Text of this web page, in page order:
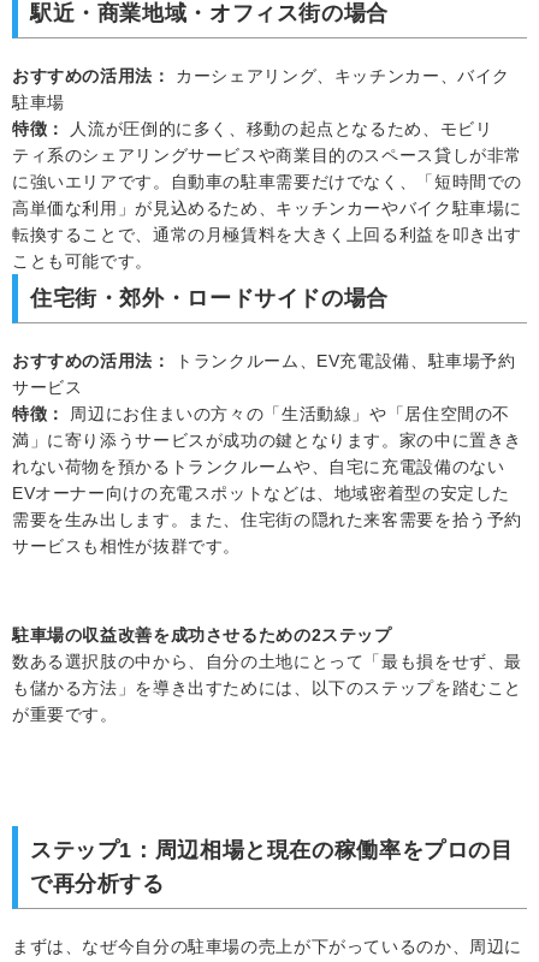
駅近・商業地域・オフィス街の場合
おすすめの活用法：
カーシェアリング、キッチンカー、バイク
駐車場
特徴：
人流が圧倒的に多く、移動の起点となるため、モビリ
ティ系のシェアリングサービスや商業目的のスペース貸しが非常
に強いエリアです。自動車の駐車需要だけでなく、「短時間での
高単価な利用」が見込めるため、キッチンカーやバイク駐車場に
転換することで、通常の月極賃料を大きく上回る利益を叩き出す
ことも可能です。
住宅街・郊外・ロードサイドの場合
おすすめの活用法：
トランクルーム、EV充電設備、駐車場予約
サービス
特徴：
周辺にお住まいの方々の「生活動線」や「居住空間の不
満」に寄り添うサービスが成功の鍵となります。家の中に置きき
れない荷物を預かるトランクルームや、自宅に充電設備のない
EVオーナー向けの充電スポットなどは、地域密着型の安定した
需要を生み出します。また、住宅街の隠れた来客需要を拾う予約
サービスも相性が抜群です。
駐車場の収益改善を成功させるための2ステップ
数ある選択肢の中から、自分の土地にとって「最も損をせず、最
も儲かる方法」を導き出すためには、以下のステップを踏むこと
が重要です。
ステップ1：周辺相場と現在の稼働率をプロの目
で再分析する
まずは、なぜ今自分の駐車場の売上が下がっているのか、周辺に